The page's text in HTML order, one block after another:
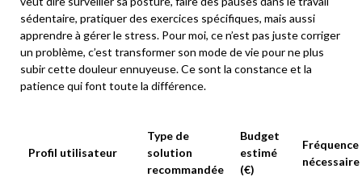
sédentaire, pratiquer des exercices spécifiques, mais aussi
apprendre à gérer le stress. Pour moi, ce n’est pas juste corriger
un problème, c’est transformer son mode de vie pour ne plus
subir cette douleur ennuyeuse. Ce sont la constance et la
patience qui font toute la différence.
Profil utilisateur
Type de
solution
recommandée
Budget
estimé
(€)
Fréquence
nécessaire